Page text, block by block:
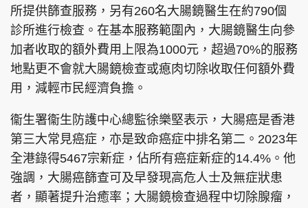
所提供篩查服務，另有260名大腸鏡醫生在約790個
診所進行檢查。在基本服務範圍內，大腸鏡醫生向參
加者收取的額外費用上限為1000元，超過70%的服務
地點更不會就大腸鏡檢查或瘜肉切除收取任何額外費
用，減輕市民經濟負擔。
衞生署衞生防護中心總監徐樂堅表示，大腸癌是香港
第三大常見癌症，亦是致命癌症中排名第二。2023年
全港錄得5467宗新症，佔所有癌症新症的14.4%。他
強調，大腸癌篩查可及早發現高危人士及無症狀患
者，顯著提升治癒率；大腸鏡檢查過程中切除腺瘤，